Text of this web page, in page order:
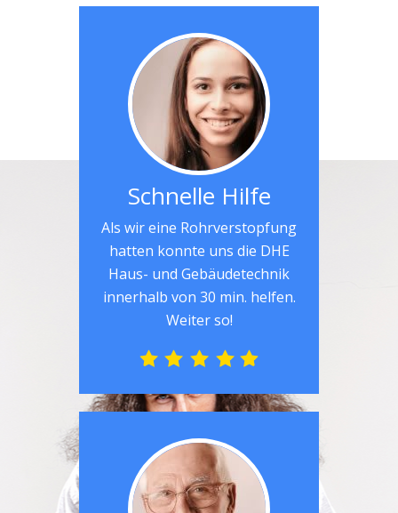
Schnelle Hilfe
Als wir eine Rohrverstopfung
hatten konnte uns die DHE
Haus- und Gebäudetechnik
innerhalb von 30 min. helfen.
Weiter so!